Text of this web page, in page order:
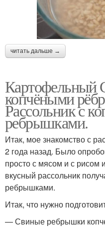
читать дальше →
Картофельный
копчёными
Рассольник с
ребрышками.
Итак, мое знакомство с
2 года назад. Было
просто с мясом и с
вкусный рассольник
ребрышками.
Итак, что нужно
— Свиные ребрышки